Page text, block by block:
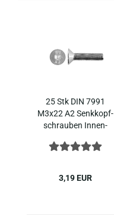
25 Stk DIN 7991
M3x22 A2 Senk­kopf­
schrau­ben In­nen­
Edel­stahl
3,19 EUR